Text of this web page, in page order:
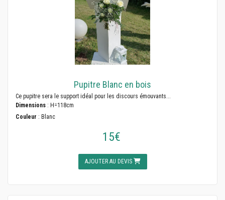
Pupitre Blanc en bois
Ce pupitre sera le support idéal pour les discours émouvants...
Dimensions : H=118cm
Couleur : Blanc
15€
AJOUTER AU DEVIS